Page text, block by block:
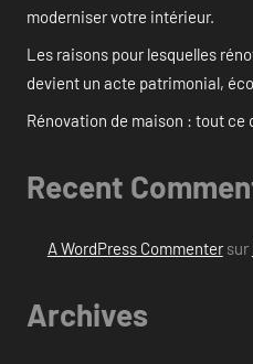
moderniser votre intérieur.
Les raisons pour lesquelles
devient un acte patrimonial,
Rénovation de maison : tout ce
Recent
A WordPress Commentersur
Archives